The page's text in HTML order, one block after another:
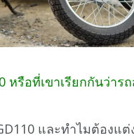
หรือที่เขาเรียกกันว่าร
และทำไมต้องแต่